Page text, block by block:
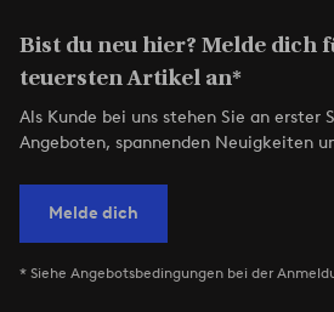
Bist du neu hier? Melde dich
teuersten Artikel an*
Als Kunde bei uns stehen Sie an erster
Angeboten, spannenden Neuigkeiten
Melde dich
* Siehe Angebotsbedingungen bei der